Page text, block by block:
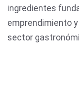
ingredientes
emprendimiento
sector